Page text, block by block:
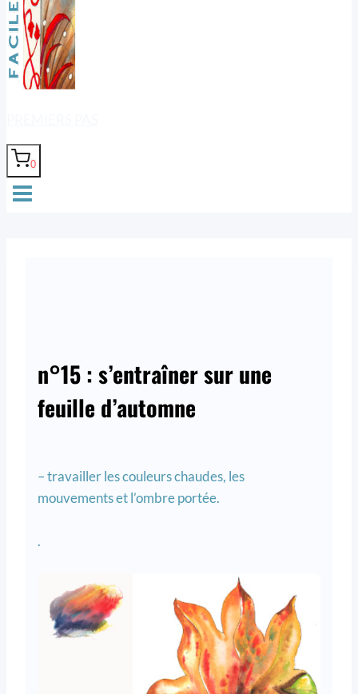
0
n°15 : s’entraîner sur une
feuille d’automne
– travailler les couleurs chaudes, les
mouvements et l’ombre portée.
.